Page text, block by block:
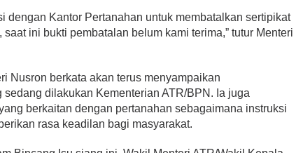
dengan Kantor Pertanahan untuk membatalkan sertipikat
ini bukti pembatalan belum kami terima,” tutur Menteri
Nusron berkata akan terus menyampaikan
dilakukan Kementerian ATR/BPN. Ia juga
berkaitan dengan pertanahan sebagaimana instruksi
rasa keadilan bagi masyarakat.